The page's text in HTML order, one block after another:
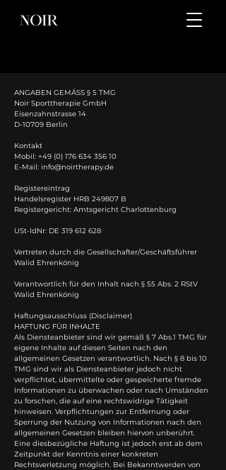
ANGABEN GEMÄSS § 5 TMG
Noir Sporttherapie GmbH
Eisenzahnstrasse 14
D-10709 Berlin
Kontakt
Mobil: +49 (0) 176 634 356 10
E-Mail: info@noirtherapy.de
Registereintrag
Handelsregister HRB 249807 B
Registergericht: Amtsgericht Charlottenburg
USt-IdNr: DE 319 612 628
Vertreten durch die Gesellschafter/Geschäftsführer
Walid Ehrenkönig
Verantwortlich für den Inhalt nach § 55 Abs. 2 RStV
Walid Ehrenkönig
Haftungsausschluss (Disclaimer)
HAFTUNG FÜR INHALTE
Als Diensteanbieter sind wir gemäß § 7 Abs.1 TMG für
eigene Inhalte auf diesen Seiten nach den
allgemeinen Gesetzen verantwortlich. Nach § 8 bis 10
TMG sind wir als Diensteanbieter jedoch nicht
verpflichtet, übermittelte oder gespeicherte fremde
Informationen zu überwachen oder nach Umständen
zu forschen, die auf eine rechtswidrige Tätigkeit
hinweisen. Verpflichtungen zur Entfernung oder
Sperrung der Nutzung von Informationen nach den
allgemeinen Gesetzen bleiben hiervon unberührt.
Eine diesbezügliche Haftung ist jedoch erst ab dem
Zeitpunkt der Kenntnis einer konkreten
Rechtsverletzung möglich. Bei Bekanntwerden von